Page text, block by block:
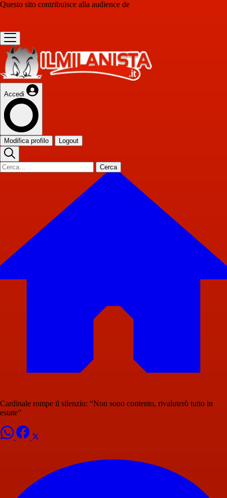
Questo sito contribuisce alla audience de
Accedi
Modifica profilo Logout
Cerca
Cardinale rompe il silenzio: “Non sono contento, rivaluterò tutto in
estate”